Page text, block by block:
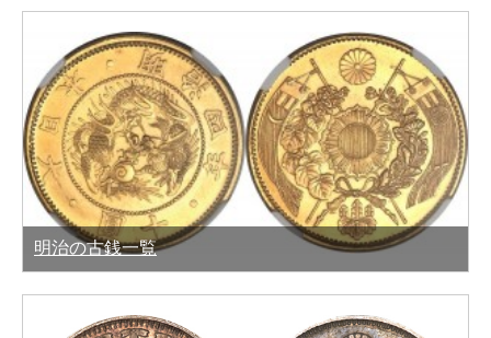
明治の古銭一覧